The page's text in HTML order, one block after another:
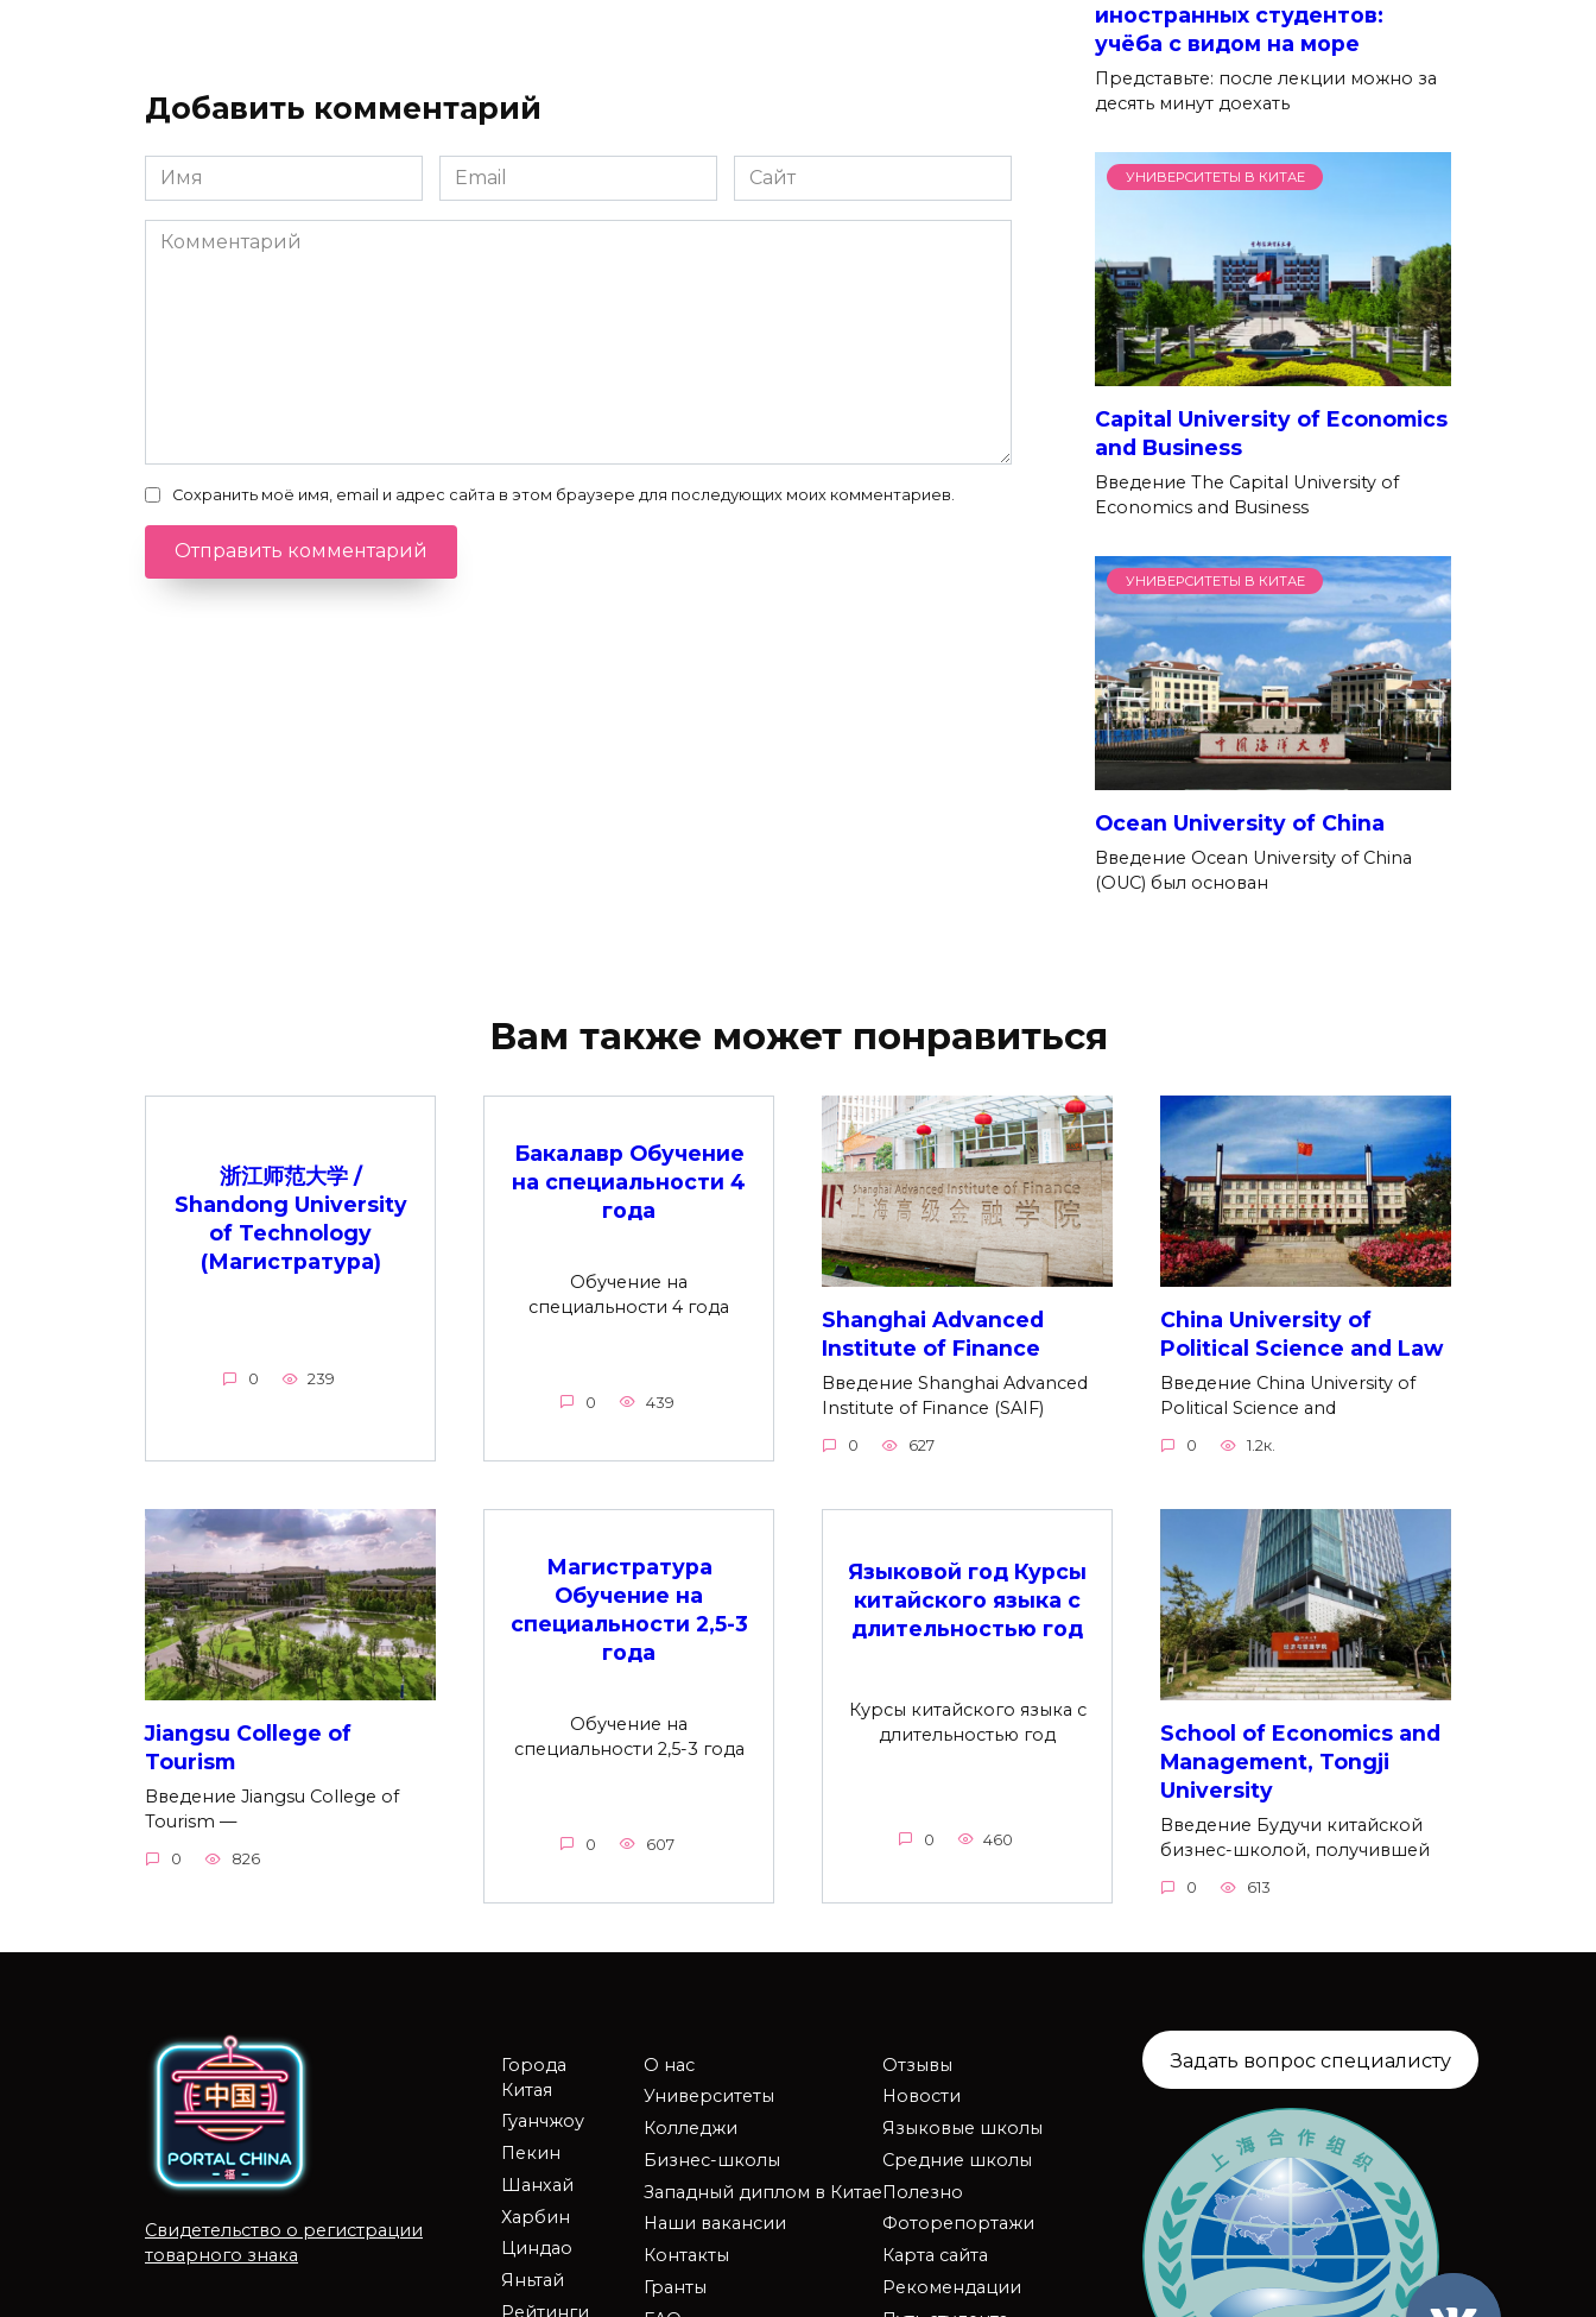
Добавить комментарий
Имя
*
Email
*
Сайт
Комментарий
Сохранить моё имя, email и адрес сайта в этом браузере для последующих моих комментариев.
иностранных студентов:
учёба с видом на море
Представьте: после лекции можно за
десять минут доехать
УНИВЕРСИТЕТЫ В КИТАЕ
Capital University of Economics
and Business
Введение The Capital University of
Economics and Business
УНИВЕРСИТЕТЫ В КИТАЕ
Ocean University of China
Введение Ocean University of China
(OUC) был основан
Вам также может понравиться
浙江师范大学 /
Shandong University
of Technology
(Магистратура)
0 239
Бакалавр Обучение
на специальности 4
года
Обучение на
специальности 4 года
0 439
Shanghai Advanced
Institute of Finance
Введение Shanghai Advanced
Institute of Finance (SAIF)
0 627
China University of
Political Science and Law
Введение China University of
Political Science and
0 1.2к.
Jiangsu College of
Tourism
Введение Jiangsu College of
Tourism —
0 826
Магистратура
Обучение на
специальности 2,5-3
года
Обучение на
специальности 2,5-3 года
0 607
Языковой год Курсы
китайского языка с
длительностью год
Курсы китайского языка с
длительностью год
0 460
School of Economics and
Management, Tongji
University
Введение Будучи китайской
бизнес-школой, получившей
0 613
Свидетельство о регистрации
товарного знака
Города
Китая
Гуанчжоу
Пекин
Шанхай
Харбин
Циндао
Яньтай
Рейтинги
О нас
Университеты
Колледжи
Бизнес-школы
Западный диплом в Китае
Наши вакансии
Контакты
Гранты
Отзывы
Новости
Языковые школы
Средние школы
Полезно
Фоторепортажи
Карта сайта
Рекомендации
Задать вопрос специалисту